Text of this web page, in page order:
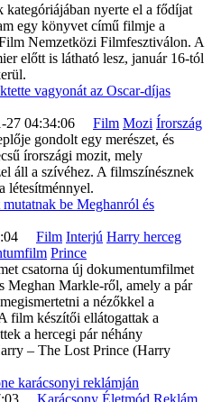
nyerte el a fődíjat
egy könyvet című filmje a
Nemzetközi Filmfesztiválon. A
előtt is látható lesz, január 16-tól
vagyonát az Oscar-díjas
27 04:34:06 Film Mozi Írország
gondolt egy merészet, és
írországi mozit, mely
áll a szívéhez. A filmszínésznek
létesítménnyel.
be Meghanról és
Film Interjú Harry herceg
Prince
csatorna új dokumentumfilmet
Meghan Markle-ről, amely a pár
a nézőkkel a
film készítői ellátogattak a
a hercegi pár néhány
– The Lost Prince (Harry
karácsonyi reklámján
Karácsony Életmód Reklám